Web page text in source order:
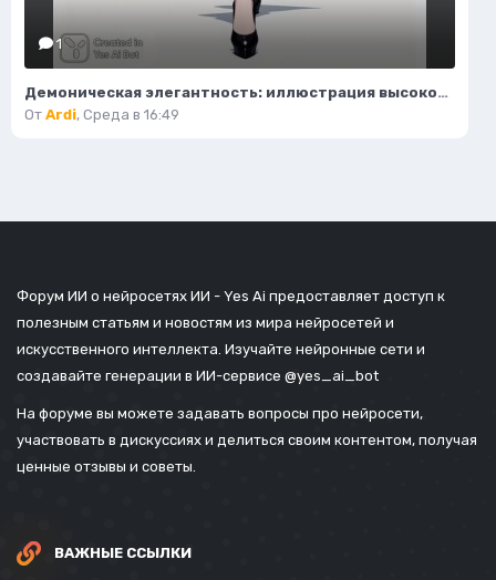
1
Демоническая элегантность: иллюстрация высокой моды в стиле фэнтези. Нейросеть Flux.1
От Ardi, Среда в 16:49
Форум ИИ о нейросетях ИИ - Yes Ai предоставляет доступ к
полезным статьям и новостям из мира нейросетей и
искусственного интеллекта. Изучайте нейронные сети и
создавайте генерации в ИИ-сервисе @yes_ai_bot
На форуме вы можете задавать вопросы про нейросети,
участвовать в дискуссиях и делиться своим контентом, получая
ценные отзывы и советы.
ВАЖНЫЕ ССЫЛКИ